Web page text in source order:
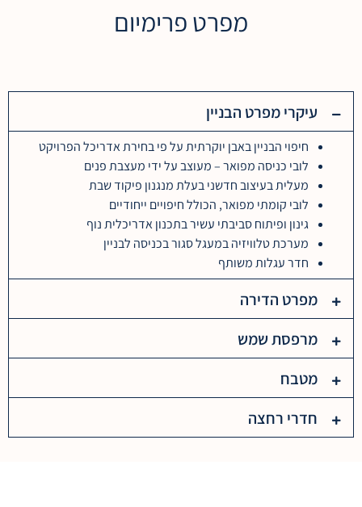
מפרט פרימיום
עיקרי מפרט הבניין
חיפוי הבניין באבן יוקרתית על פי בחירת אדריכל הפרויקט
לובי כניסה מפואר – מעוצב על ידי מעצבת פנים
מעלית בעיצוב חדשני בעלת מנגנון פיקוד שבת
לובי קומתי מפואר, הכולל חיפויים ייחודיים
גינון ופיתוח סביבתי עשיר בתכנון אדריכלית נוף
מערכת טלוויזיה במעגל סגור בכניסה לבניין
חדר עגלות משותף
מפרט הדירה​
מרפסת שמש​
מטבח​
חדרי רחצה​